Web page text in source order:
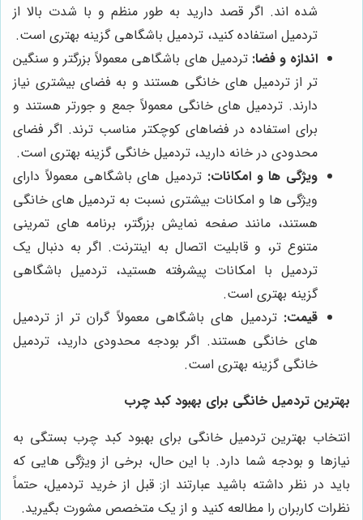
شده اند. اگر قصد دارید به طور منظم و با شدت بالا از
تردمیل استفاده کنید، تردمیل باشگاهی گزینه بهتری است.
اندازه و فضا: تردمیل های باشگاهی معمولاً بزرگتر و سنگین
تر از تردمیل های خانگی هستند و به فضای بیشتری نیاز
دارند. تردمیل های خانگی معمولاً جمع و جورتر هستند و
برای استفاده در فضاهای کوچکتر مناسب ترند. اگر فضای
محدودی در خانه دارید، تردمیل خانگی گزینه بهتری است.
ویژگی ها و امکانات: تردمیل های باشگاهی معمولاً دارای
ویژگی ها و امکانات بیشتری نسبت به تردمیل های خانگی
هستند، مانند صفحه نمایش بزرگتر، برنامه های تمرینی
متنوع تر، و قابلیت اتصال به اینترنت. اگر به دنبال یک
تردمیل با امکانات پیشرفته هستید، تردمیل باشگاهی
گزینه بهتری است.
قیمت: تردمیل های باشگاهی معمولاً گران تر از تردمیل
های خانگی هستند. اگر بودجه محدودی دارید، تردمیل
خانگی گزینه بهتری است.
بهترین تردمیل خانگی برای بهبود کبد چرب
انتخاب بهترین تردمیل خانگی برای بهبود کبد چرب بستگی به
نیازها و بودجه شما دارد. با این حال، برخی از ویژگی هایی که
باید در نظر داشته باشید عبارتند از: قبل از خرید تردمیل، حتماً
نظرات کاربران را مطالعه کنید و از یک متخصص مشورت بگیرید.